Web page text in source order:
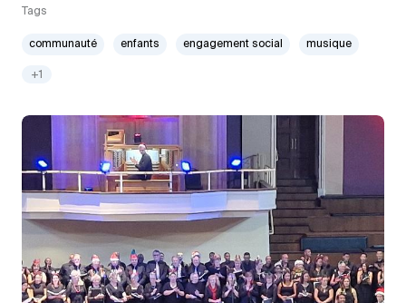
Tags
communauté enfants engagement social musique
+1